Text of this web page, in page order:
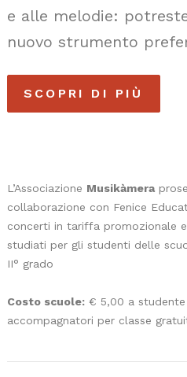
e alle melodie:
nuovo strumento
SCOPRI DI PIÙ
L’Associazione Musikàmera
collaborazione con Fenice
concerti in tariffa promozionale
studiati per gli studenti delle
II° grado
Costo scuole: € 5,00 a
accompagnatori per classe